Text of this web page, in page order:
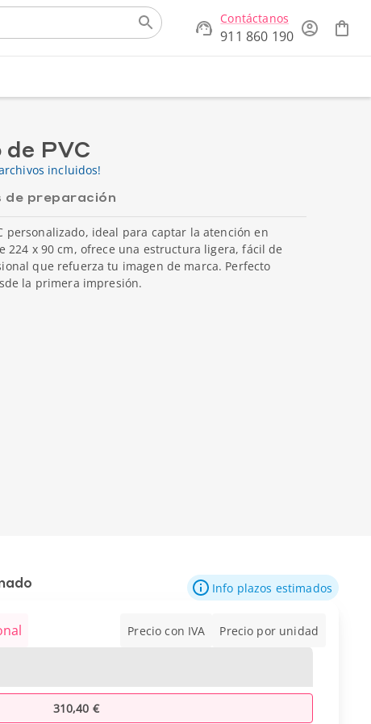
Contáctanos
911 860 190
PVC
incluidos!
de preparación
personalizado, ideal para captar la atención en
224 x 90 cm, ofrece una estructura ligera, fácil de
que refuerza tu imagen de marca. Perfecto
la primera impresión.
Info plazos estimados
Precio con IVA Precio por unidad
310,40 €